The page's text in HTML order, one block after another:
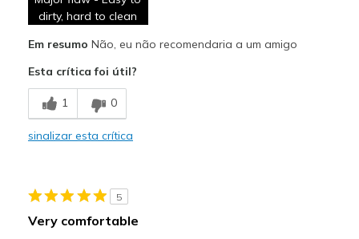
dirty, hard to clean
Em resumo Não, eu não recomendaria a um amigo
Esta crítica foi útil?
1 0
sinalizar esta crítica
5
Very comfortable